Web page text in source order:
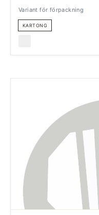
Variant för förpackning
KARTONG